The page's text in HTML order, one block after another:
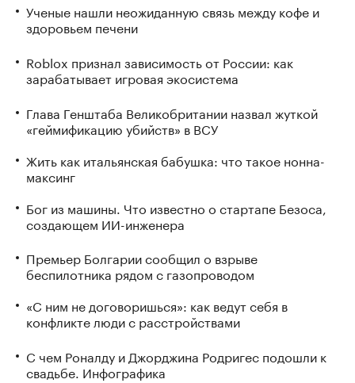
Ученые нашли неожиданную связь между кофе и
здоровьем печени
Roblox признал зависимость от России: как
зарабатывает игровая экосистема
Глава Генштаба Великобритании назвал жуткой
«геймификацию убийств» в ВСУ
Жить как итальянская бабушка: что такое нонна-
максинг
Бог из машины. Что известно о стартапе Безоса,
создающем ИИ-инженера
Премьер Болгарии сообщил о взрыве
беспилотника рядом с газопроводом
«С ним не договоришься»: как ведут себя в
конфликте люди с расстройствами
С чем Роналду и Джорджина Родригес подошли к
свадьбе. Инфографика